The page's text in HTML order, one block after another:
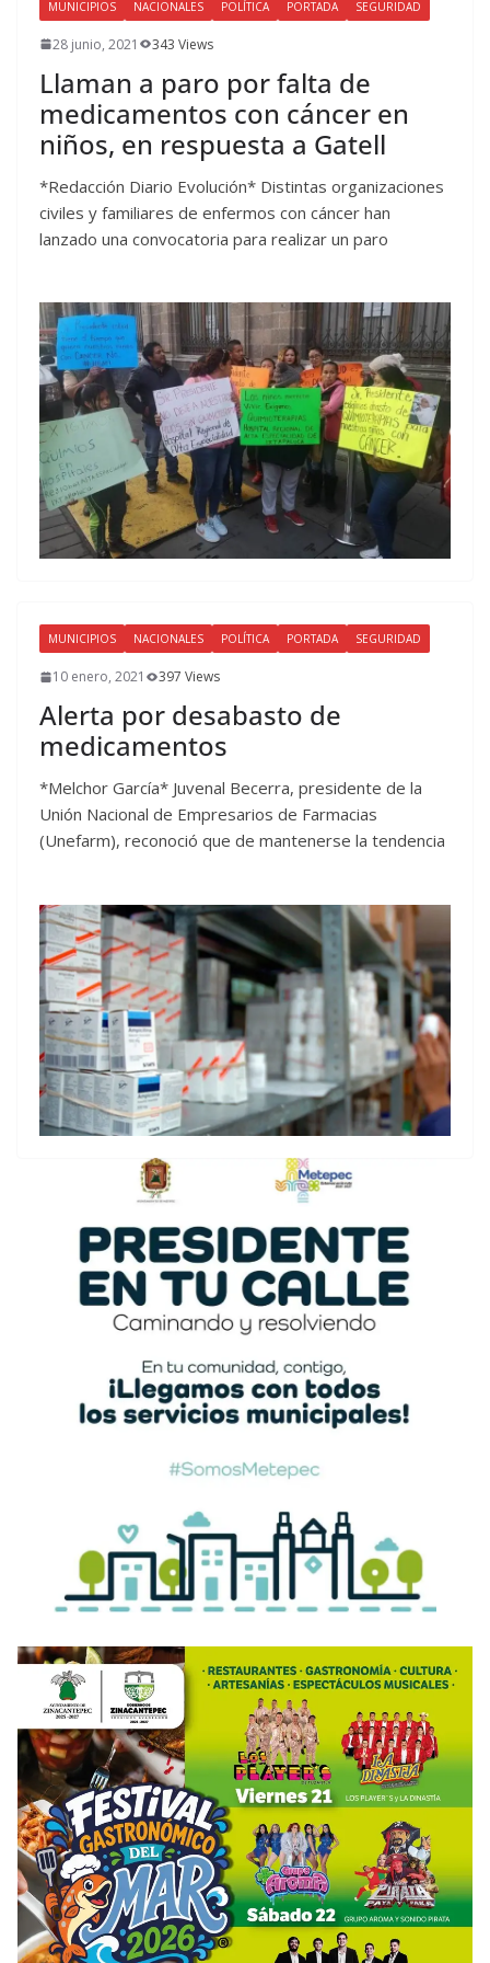
MUNICIPIOS NACIONALES POLÍTICA PORTADA SEGURIDAD
28 junio, 2021 343 Views
Llaman a paro por falta de
medicamentos con cáncer en
niños, en respuesta a Gatell
*Redacción Diario Evolución* Distintas organizaciones
civiles y familiares de enfermos con cáncer han
lanzado una convocatoria para realizar un paro
MUNICIPIOS NACIONALES POLÍTICA PORTADA SEGURIDAD
10 enero, 2021 397 Views
Alerta por desabasto de
medicamentos
*Melchor García* Juvenal Becerra, presidente de la
Unión Nacional de Empresarios de Farmacias
(Unefarm), reconoció que de mantenerse la tendencia